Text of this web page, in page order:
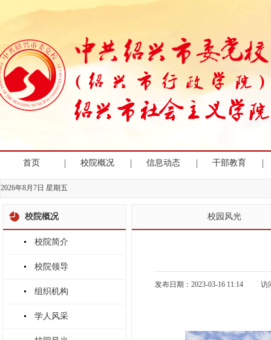
首页 | 校院概况 | 信息动态 | 干部教育 |
2026年8月7日 星期五
校院概况
校院简介
校院领导
组织机构
学人风采
校园风光
发布日期：2023-03-16 11:14 访